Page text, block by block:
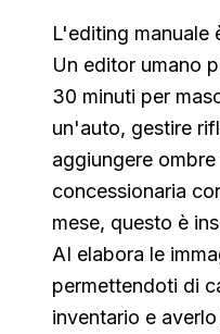
L'editing manuale
Un editor umano
30 minuti per
un'auto, gestire
aggiungere
concessionaria
mese, questo è
AI elabora le
permettendoti di
inventario e